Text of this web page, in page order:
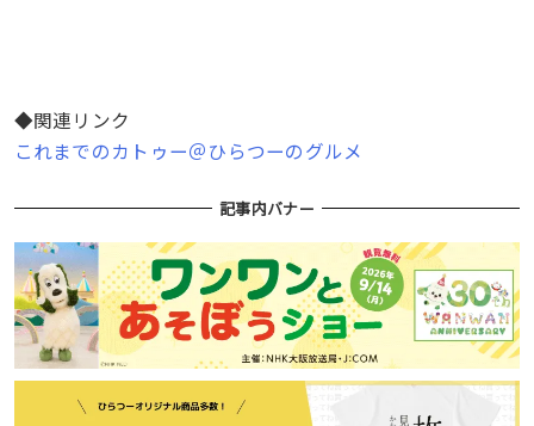
◆関連リンク
これまでのカトゥー＠ひらつーのグルメ
記事内バナー